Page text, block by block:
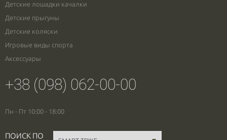
Детские лошадки качалки
Детские прыгуны
Детские коляски
Игровые виды спорта
Аксессуары
+38 (098) 062-00-00
Пн - Пт 10:00 - 18:00
ПОИСК ПО